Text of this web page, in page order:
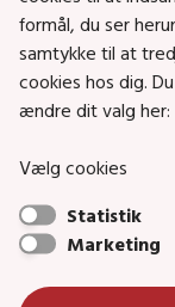
Job i Social- og
Puljer og tilskud
Nyhedsbreve
Social- og
Social-
formål, du ser
samtykke til at
cookies hos dig.
ændre dit valg her:
Vælg cookies
Statistik
Marketing